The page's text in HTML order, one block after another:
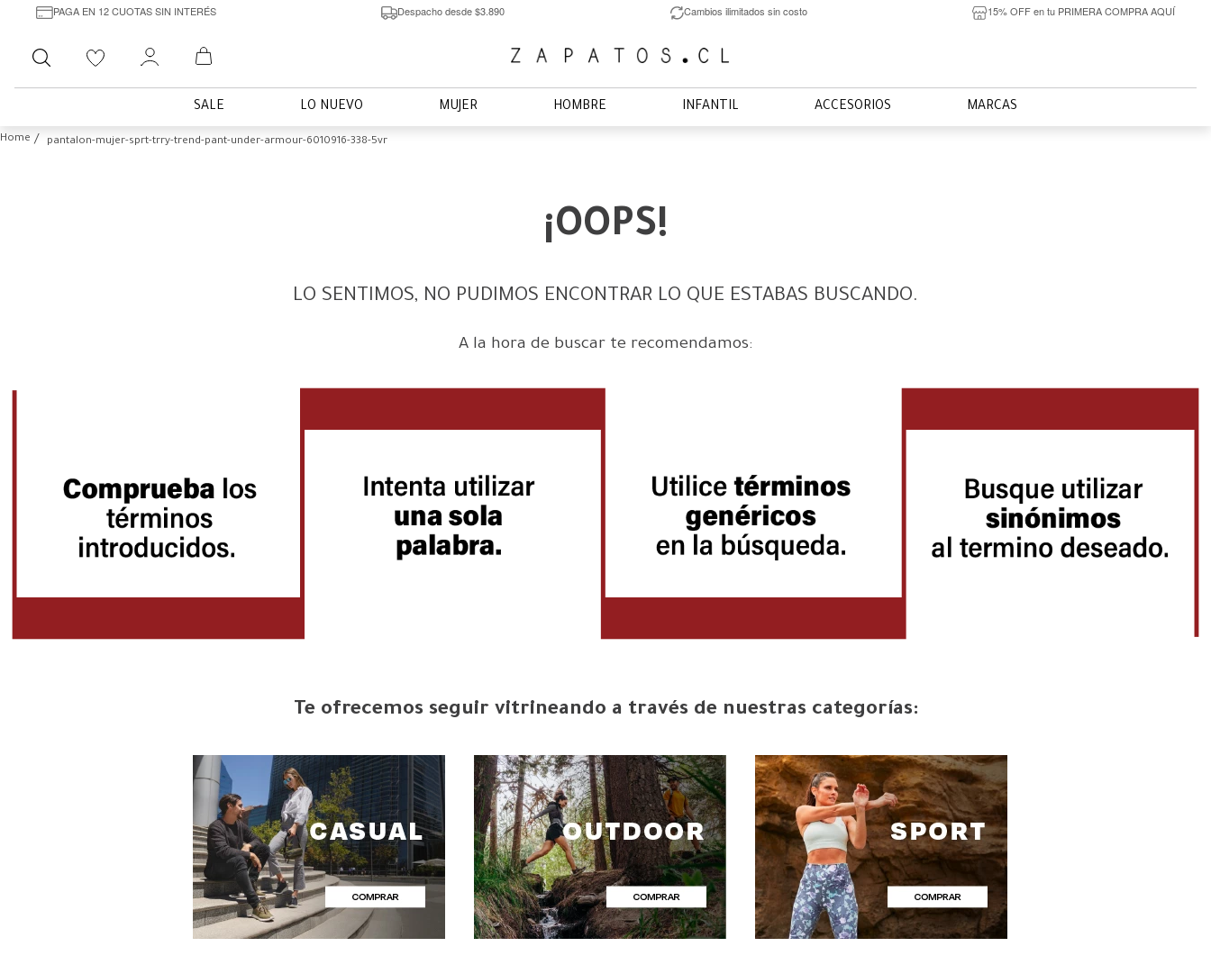
PAGA EN 12 CUOTAS SIN INTERÉS Despacho desde $3.890 Cambios ilimitados sin costo 15% OFF en tu PRIMERA COMPRA AQUÍ
Buscar
SALE LO NUEVO MUJER HOMBRE INFANTIL ACCESORIOS MARCAS
pantalon-mujer-sprt-trry-trend-pant-under-armour-6010916-338-5vr
¡OOPS!
LO SENTIMOS, NO PUDIMOS ENCONTRAR LO QUE ESTABAS BUSCANDO.
A la hora de buscar te recomendamos:
Te ofrecemos seguir vitrineando a través de nuestras categorías: